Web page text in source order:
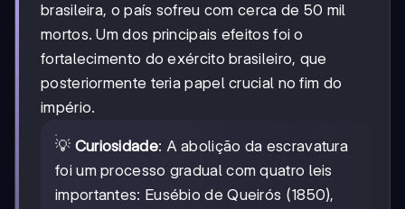
brasileira, o país sofreu com cerca de 50 mil
mortos. Um dos principais efeitos foi o
fortalecimento do exército brasileiro, que
posteriormente teria papel crucial no fim do
império.
💡 Curiosidade: A abolição da escravatura
foi um processo gradual com quatro leis
importantes: Eusébio de Queirós (1850),